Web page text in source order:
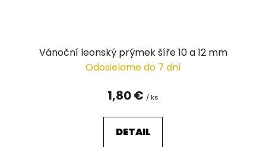
Vánoční leonský prýmek šíře 10 a 12 mm
Odosielame do 7 dní
1,80 € / ks
DETAIL